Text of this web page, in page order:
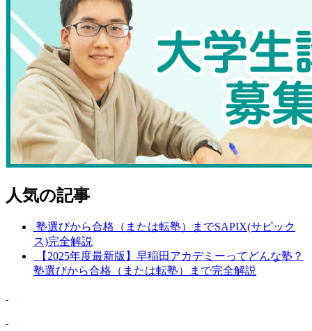
人気の記事
塾選びから合格（または転塾）までSAPIX(サピック
ス)完全解説
【2025年度最新版】早稲田アカデミーってどんな塾？
塾選びから合格（または転塾）まで完全解説